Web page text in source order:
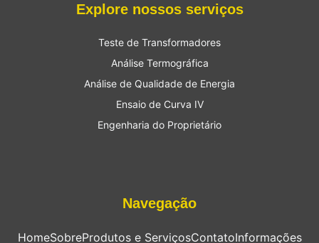
Explore nossos serviços
Teste de Transformadores
Análise Termográfica
Análise de Qualidade de Energia
Ensaio de Curva IV
Engenharia do Proprietário
Navegação
HomeSobreProdutos e ServiçosContatoInformações